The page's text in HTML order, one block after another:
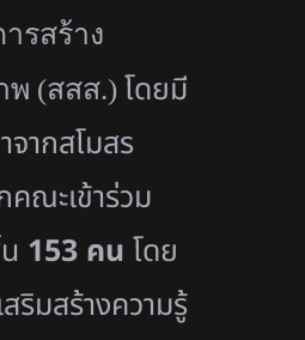
รสร้าง
พ (สสส.) โดยมี
จากสโมสร
ณะเข้าร่วม
153 คน โดย
ริมสร้างความรู้